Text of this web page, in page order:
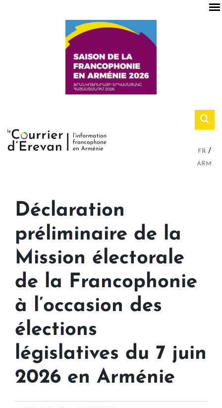
FR
ARM
Déclaration
préliminaire de la
Mission électorale
de la Francophonie
à l’occasion des
élections
législatives du 7 juin
2026 en Arménie